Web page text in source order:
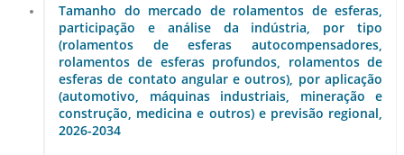
Tamanho do mercado de rolamentos de esferas,
participação e análise da indústria, por tipo
(rolamentos de esferas autocompensadores,
rolamentos de esferas profundos, rolamentos de
esferas de contato angular e outros), por aplicação
(automotivo, máquinas industriais, mineração e
construção, medicina e outros) e previsão regional,
2026-2034